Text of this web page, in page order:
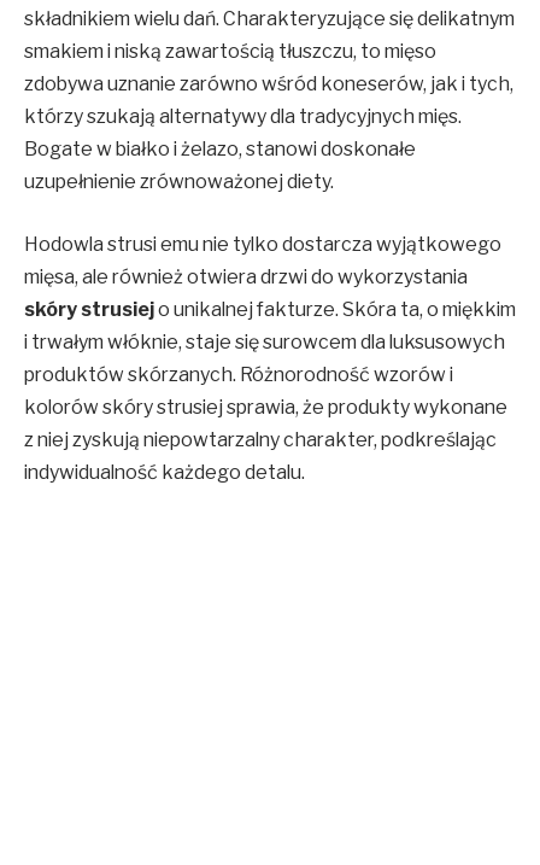
składnikiem wielu dań. Charakteryzujące się delikatnym
smakiem i niską zawartością tłuszczu, to mięso
zdobywa uznanie zarówno wśród koneserów, jak i tych,
którzy szukają alternatywy dla tradycyjnych mięs.
Bogate w białko i żelazo, stanowi doskonałe
uzupełnienie zrównoważonej diety.
Hodowla strusi emu nie tylko dostarcza wyjątkowego
mięsa, ale również otwiera drzwi do wykorzystania
skóry strusiejo unikalnej fakturze. Skóra ta, o miękkim
i trwałym włóknie, staje się surowcem dla luksusowych
produktów skórzanych. Różnorodność wzorów i
kolorów skóry strusiej sprawia, że produkty wykonane
z niej zyskują niepowtarzalny charakter, podkreślając
indywidualność każdego detalu.